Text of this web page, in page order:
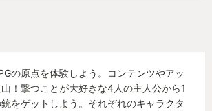
の原点を体験しよう。コンテンツやアッ
！撃つことが大好きな4人の主人公から1
をゲットしよう。それぞれのキャラクタ